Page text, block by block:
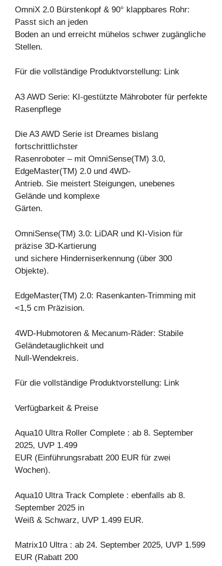
OmniX 2.0 Bürstenkopf & 90° klappbares Rohr:
Passt sich an jeden
Boden an und erreicht mühelos schwer zugängliche
Stellen.
Für die vollständige Produktvorstellung: Link
A3 AWD Serie: KI-gestützte Mähroboter für perfekte
Rasenpflege
Die A3 AWD Serie ist Dreames bislang
fortschrittlichster
Rasenroboter – mit OmniSense(TM) 3.0,
EdgeMaster(TM) 2.0 und 4WD-
Antrieb. Sie meistert Steigungen, unebenes
Gelände und komplexe
Gärten.
OmniSense(TM) 3.0: LiDAR und KI-Vision für
präzise 3D-Kartierung
und sichere Hinderniserkennung (über 300
Objekte).
EdgeMaster(TM) 2.0: Rasenkanten-Trimming mit
<1,5 cm Präzision.
4WD-Hubmotoren & Mecanum-Räder: Stabile
Geländetauglichkeit und
Null-Wendekreis.
Für die vollständige Produktvorstellung: Link
Verfügbarkeit & Preise
Aqua10 Ultra Roller Complete : ab 8. September
2025, UVP 1.499
EUR (Einführungsrabatt 200 EUR für zwei
Wochen).
Aqua10 Ultra Track Complete : ebenfalls ab 8.
September 2025 in
Weiß & Schwarz, UVP 1.499 EUR.
Matrix10 Ultra : ab 24. September 2025, UVP 1.599
EUR (Rabatt 200